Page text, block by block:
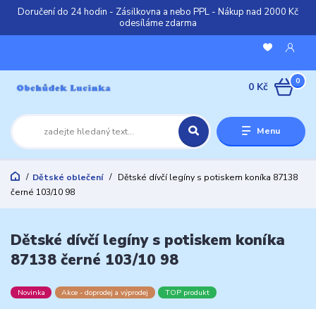
Doručení do 24 hodin - Zásilkovna a nebo PPL - Nákup nad 2000 Kč
odesíláme zdarma
Menu
0
0 Kč
Dětské oblečení
Dětské dívčí legíny s potiskem koníka 87138
černé 103/10 98
Dětské dívčí legíny s potiskem koníka
87138 černé 103/10 98
Novinka Akce - doprodej a výprodej TOP produkt